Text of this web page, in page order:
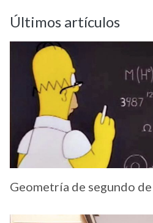
Últimos artículos
Geometría de segundo